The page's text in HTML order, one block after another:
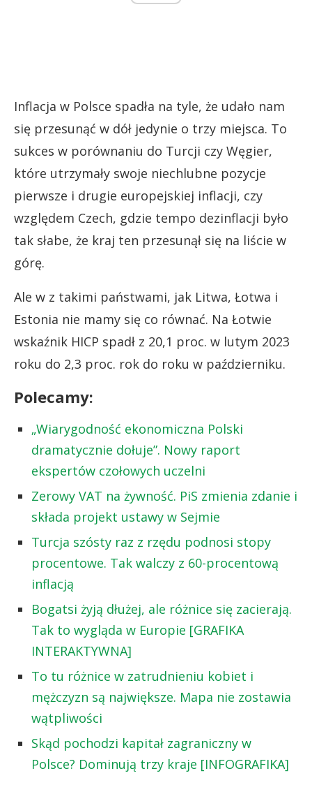
Inflacja w Polsce spadła na tyle, że udało nam
się przesunąć w dół jedynie o trzy miejsca. To
sukces w porównaniu do Turcji czy Węgier,
które utrzymały swoje niechlubne pozycje
pierwsze i drugie europejskiej inflacji, czy
względem Czech, gdzie tempo dezinflacji było
tak słabe, że kraj ten przesunął się na liście w
górę.
Ale w z takimi państwami, jak Litwa, Łotwa i
Estonia nie mamy się co równać. Na Łotwie
wskaźnik HICP spadł z 20,1 proc. w lutym 2023
roku do 2,3 proc. rok do roku w październiku.
Polecamy:
„Wiarygodność ekonomiczna Polski
dramatycznie dołuje”. Nowy raport
ekspertów czołowych uczelni
Zerowy VAT na żywność. PiS zmienia zdanie i
składa projekt ustawy w Sejmie
Turcja szósty raz z rzędu podnosi stopy
procentowe. Tak walczy z 60-procentową
inflacją
Bogatsi żyją dłużej, ale różnice się zacierają.
Tak to wygląda w Europie [GRAFIKA
INTERAKTYWNA]
To tu różnice w zatrudnieniu kobiet i
mężczyzn są największe. Mapa nie zostawia
wątpliwości
Skąd pochodzi kapitał zagraniczny w
Polsce? Dominują trzy kraje [INFOGRAFIKA]